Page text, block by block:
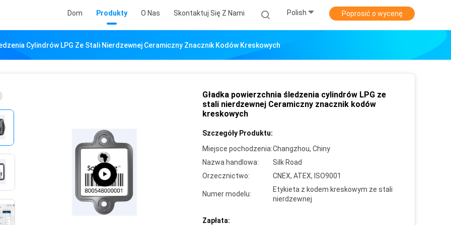
Dom Produkty O Nas Skontaktuj Się Z Nami Polish Poprosić o wycenę
Cylindrów LPG Ze Stali Nierdzewnej Ceramiczny Znacznik Kodów Kreskowych
Gładka powierzchnia śledzenia cylindrów LPG ze
stali nierdzewnej Ceramiczny znacznik kodów
kreskowych
Szczegóły Produktu:
Miejsce pochodzenia:Changzhou, Chiny
Nazwa handlowa:
Silk Road
Orzecznictwo:
CNEX, ATEX, ISO9001
Numer modelu:
Etykieta z kodem kreskowym ze stali
nierdzewnej
Zapłata: